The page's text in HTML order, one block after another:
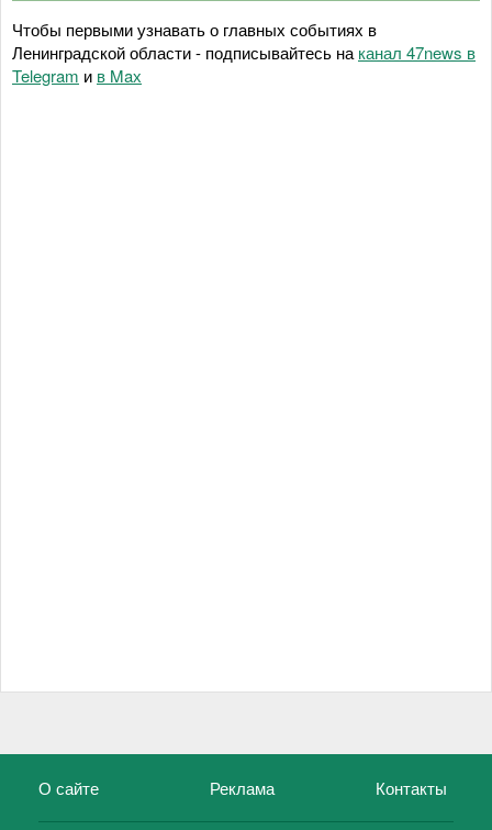
Чтобы первыми узнавать о главных событиях в
Ленинградской области - подписывайтесь на канал 47news в
Telegram и в Maх
О сайте Реклама Контакты